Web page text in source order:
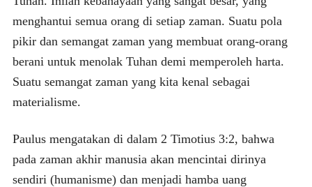
menghantui semua orang di setiap zaman. Suatu pola
pikir dan semangat zaman yang membuat orang-orang
berani untuk menolak Tuhan demi memperoleh harta.
Suatu semangat zaman yang kita kenal sebagai
materialisme.
Paulus mengatakan di dalam 2 Timotius 3:2, bahwa
pada zaman akhir manusia akan mencintai dirinya
sendiri (humanisme) dan menjadi hamba uang